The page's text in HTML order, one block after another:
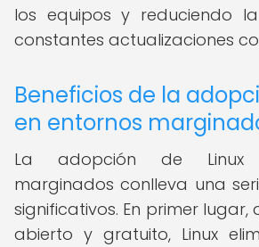
los equipos y reduciendo
constantes actualizaciones
Beneficios de la
en entornos
La adopción de Linux
marginados conlleva una
significativos. En primer
abierto y gratuito, Linux